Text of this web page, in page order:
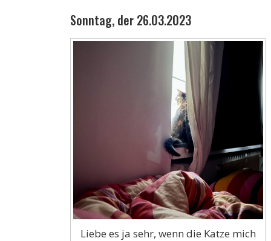
Sonntag, der 26.03.2023
Liebe es ja sehr, wenn die Katze mich